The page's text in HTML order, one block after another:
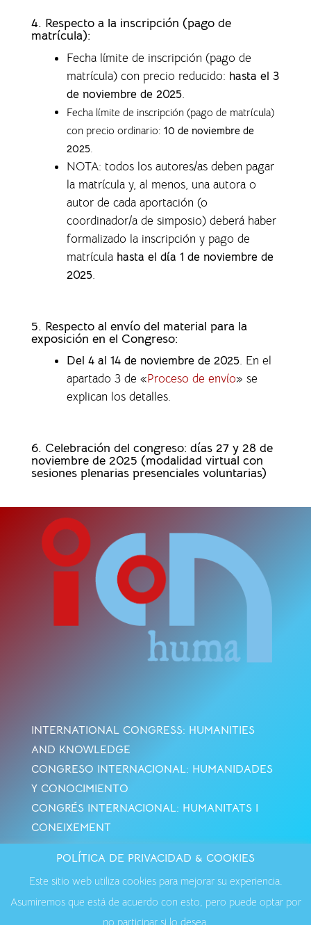
4. Respecto a la inscripción (pago de
matrícula):
Fecha límite de inscripción (pago de
matrícula) con precio reducido: hasta el 3
de noviembre de 2025.
Fecha límite de inscripción (pago de matrícula)
con precio ordinario: 10 de noviembre de
2025.
NOTA: todos los autores/as deben pagar
la matrícula y, al menos, una autora o
autor de cada aportación (o
coordinador/a de simposio) deberá haber
formalizado la inscripción y pago de
matrícula hasta el día 1 de noviembre de
2025.
5. Respecto al envío del material para la
exposición en el Congreso:
Del 4 al 14 de noviembre de 2025. En el
apartado 3 de «Proceso de envío» se
explican los detalles.
6. Celebración del congreso: días 27 y 28 de
noviembre de 2025 (modalidad virtual con
sesiones plenarias presenciales voluntarias)
INTERNATIONAL CONGRESS: HUMANITIES
AND KNOWLEDGE
CONGRESO INTERNACIONAL: HUMANIDADES
Y CONOCIMIENTO
CONGRÉS INTERNACIONAL: HUMANITATS I
CONEIXEMENT
Privacidad·Contactar
POLÍTICA DE PRIVACIDAD & COOKIES
Este sitio web utiliza cookies para mejorar su experiencia.
Asumiremos que está de acuerdo con esto, pero puede optar por
no participar si lo desea.